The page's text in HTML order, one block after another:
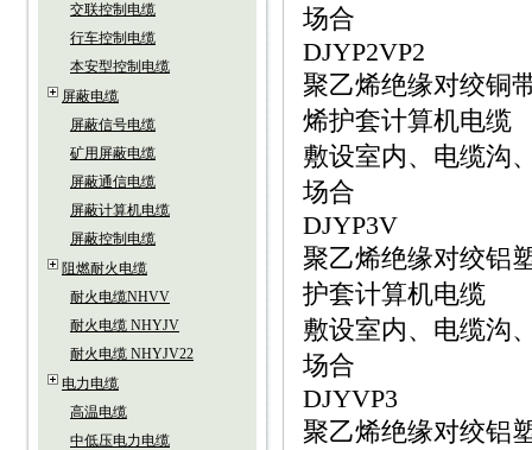
交联控制电缆
行车控制电缆
本安型控制电缆
屏蔽电缆
屏蔽信号电缆
矿用屏蔽电缆
屏蔽通信电缆
屏蔽计算机电缆
屏蔽控制电缆
阻燃耐火电缆
耐火电缆NHVV
耐火电缆 NHYJV
耐火电缆 NHYJV22
电力电缆
高温电缆
中低压电力电缆
场合
DJYP2VP2
聚乙烯绝缘对绞铜
烯护套计算机电缆
敷设室内、电缆沟
场合
DJYP3V
聚乙烯绝缘对绞铝
护套计算机电缆
敷设室内、电缆沟
场合
DJYVP3
聚乙烯绝缘对绞铝